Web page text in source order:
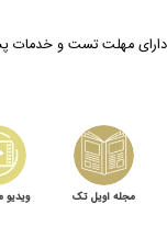
دارای مهلت تست و خدمات پس
مجله اویل تک